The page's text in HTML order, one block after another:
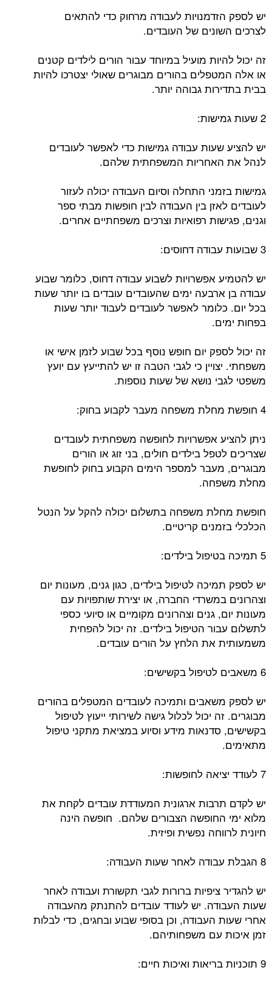
יש לספק הזדמנויות לעבודה מרחוק כדי להתאים
לצרכים השונים של העובדים.
זה יכול להיות מועיל במיוחד עבור הורים לילדים קטנים
או אלה המטפלים בהורים מבוגרים שאולי יצטרכו להיות
בבית בתדירות גבוהה יותר.
2 שעות גמישות:
יש להציע שעות עבודה גמישות כדי לאפשר לעובדים
לנהל את האחריות המשפחתית שלהם.
גמישות בזמני התחלה וסיום העבודה יכולה לעזור
לעובדים לאזן בין העבודה לבין חופשות מבתי ספר
וגנים, פגישות רפואיות וצרכים משפחתיים אחרים.
3 שבועות עבודה דחוסים:
יש להטמיע אפשרויות לשבוע עבודה דחוס, כלומר שבוע
עבודה בן ארבעה ימים שהעובדים עובדים בו יותר שעות
בכל יום. כלומר לאפשר לעובדים לעבוד יותר שעות
בפחות ימים.
זה יכול לספק יום חופש נוסף בכל שבוע לזמן אישי או
משפחתי. יצויין כי לגבי הטבה זו יש להתייעץ עם יועץ
משפטי לגבי נושא של שעות נוספות.
4 חופשת מחלת משפחה מעבר לקבוע בחוק:
ניתן להציע אפשרויות לחופשה משפחתית לעובדים
שצריכים לטפל בילדים חולים, בני זוג או הורים
מבוגרים, מעבר למספר הימים הקבוע בחוק לחופשת
מחלת משפחה.
חופשת מחלת משפחה בתשלום יכולה להקל על הנטל
הכלכלי בזמנים קריטיים.
5 תמיכה בטיפול בילדים:
יש לספק תמיכה לטיפול בילדים, כגון גנים, מעונות יום
וצהרונים במשרדי החברה, או יצירת שותפויות עם
מעונות יום, גנים וצהרונים מקומיים או סיועי כספי
לתשלום עבור הטיפול בילדים. זה יכול להפחית
משמעותית את הלחץ על הורים עובדים.
6 משאבים לטיפול בקשישים:
יש לספק משאבים ותמיכה לעובדים המטפלים בהורים
מבוגרים. זה יכול לכלול גישה לשירותי ייעוץ לטיפול
בקשישים, סדנאות מידע וסיוע במציאת מתקני טיפול
מתאימים.
7 לעודד יציאה לחופשות:
יש לקדם תרבות ארגונית המעודדת עובדים לקחת את
מלוא ימי החופשה הצבורים שלהם. חופשה הינה
חיונית לרווחה נפשית ופיזית.
8 הגבלת עבודה לאחר שעות העבודה:
יש להגדיר ציפיות ברורות לגבי תקשורת ועבודה לאחר
שעות העבודה. יש לעודד עובדים להתנתק מהעבודה
אחרי שעות העבודה, וכן בסופי שבוע ובחגים, כדי לבלות
זמן איכות עם משפחותיהם.
9 תוכניות בריאות ואיכות חיים: